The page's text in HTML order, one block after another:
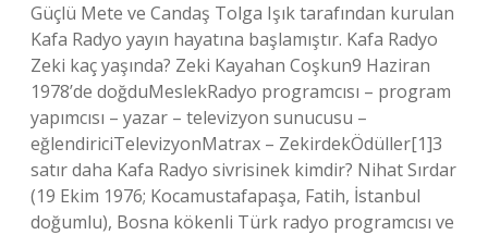
Güçlü Mete ve Candaş Tolga Işık tarafından kurulan
Kafa Radyo yayın hayatına başlamıştır. Kafa Radyo
Zeki kaç yaşında? Zeki Kayahan Coşkun9 Haziran
1978’de doğduMeslekRadyo programcısı – program
yapımcısı – yazar – televizyon sunucusu –
eğlendiriciTelevizyonMatrax – ZekirdekÖdüller[1]3
satır daha Kafa Radyo sivrisinek kimdir? Nihat Sırdar
(19 Ekim 1976; Kocamustafapaşa, Fatih, İstanbul
doğumlu), Bosna kökenli Türk radyo programcısı ve